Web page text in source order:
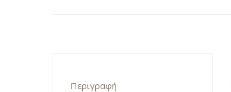
Περιγραφή